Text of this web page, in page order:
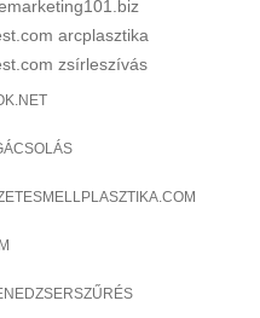
arcplasztika
zsírleszívás